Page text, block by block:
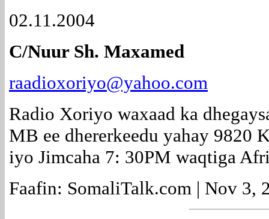
02.11.2004
C/Nuur Sh. Maxamed
raadioxoriyo@yahoo.com
Radio Xoriyo waxaad ka
MB ee dhererkeedu yahay 9820
iyo Jimcaha 7: 30PM waqtiga
Faafin: SomaliTalk.com | Nov 3,